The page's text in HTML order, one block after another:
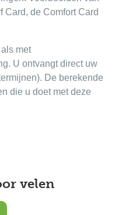
Card, de Comfort Card
met
U ontvangt direct uw
De berekende
die u doet met deze
velen